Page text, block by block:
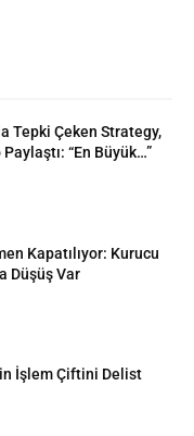
Tepki Çeken Strategy,
“En Büyük…”
Kapatılıyor: Kurucu
Düşüş Var
İşlem Çiftini Delist